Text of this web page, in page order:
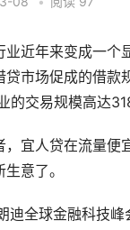
年来变成一个
贷市场促成的借
的交易规模高达
人贷在流量便
意了。
全球金融科技峰